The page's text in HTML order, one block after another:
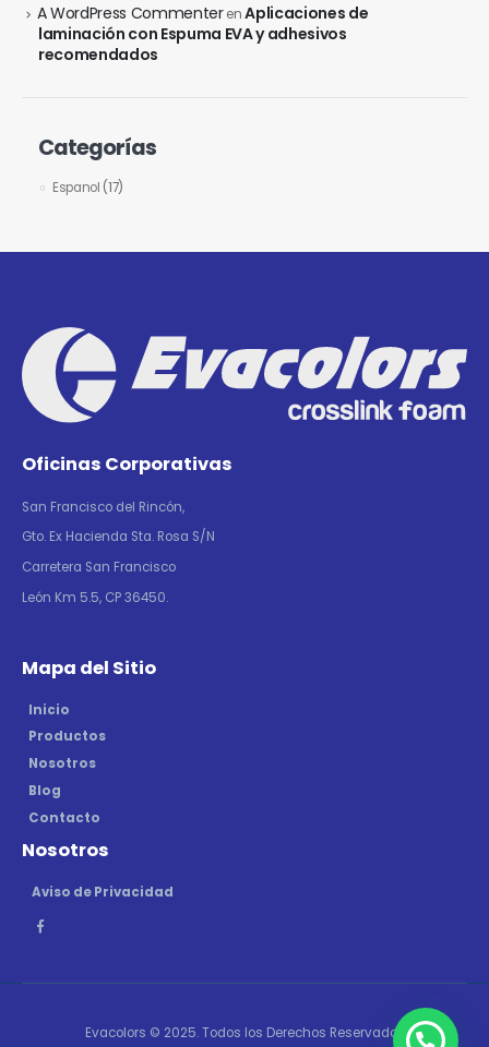
A WordPress CommenterenAplicaciones de
laminación con Espuma EVA y adhesivos
recomendados
Categorías
Espanol (17)
Oficinas Corporativas
San Francisco del Rincón,
Gto. Ex Hacienda Sta. Rosa S/N
Carretera San Francisco
León Km 5.5, CP 36450.
Mapa del Sitio
Inicio
Productos
Nosotros
Blog
Contacto
Nosotros
Aviso de Privacidad
Evacolors © 2025. Todos los Derechos Reservados